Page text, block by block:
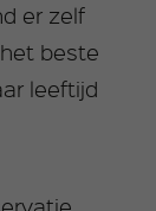
er zelf
beste
leeftijd